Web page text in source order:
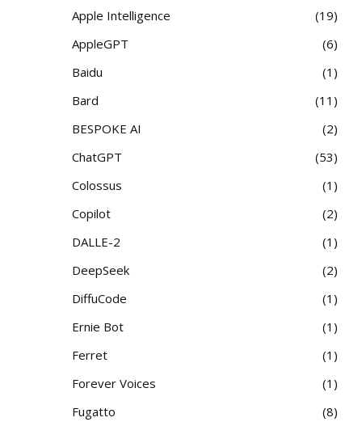
Apple Intelligence
19
AppleGPT
6
Baidu
1
Bard
11
BESPOKE AI
2
ChatGPT
53
Colossus
1
Copilot
2
DALLE-2
1
DeepSeek
2
DiffuCode
1
Ernie Bot
1
Ferret
1
Forever Voices
1
Fugatto
8